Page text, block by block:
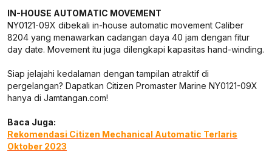
IN-HOUSE AUTOMATIC MOVEMENT
NY0121-09X dibekali in-house automatic movement Caliber
8204 yang menawarkan cadangan daya 40 jam dengan fitur
day date. Movement itu juga dilengkapi kapasitas hand-winding.
Siap jelajahi kedalaman dengan tampilan atraktif di
pergelangan? Dapatkan Citizen Promaster Marine NY0121-09X
hanya di Jamtangan.com!
Baca Juga:
Rekomendasi Citizen Mechanical Automatic Terlaris
Oktober 2023